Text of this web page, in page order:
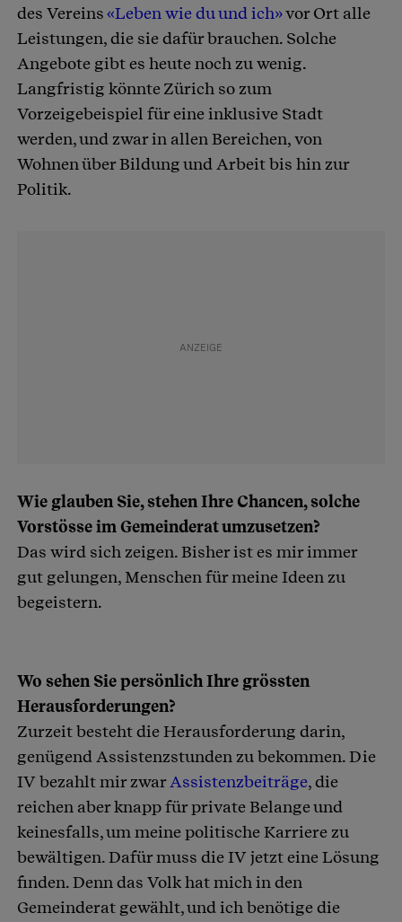
des Vereins«Leben wie du und ich»vor Ort alle
Leistungen, die sie dafür brauchen. Solche
Angebote gibt es heute noch zu wenig.
Langfristig könnte Zürich so zum
Vorzeigebeispiel für eine inklusive Stadt
werden, und zwar in allen Bereichen, von
Wohnen über Bildung und Arbeit bis hin zur
Politik.
Wie glauben Sie, stehen Ihre Chancen, solche
Vorstösse im Gemeinderat umzusetzen?
Das wird sich zeigen. Bisher ist es mir immer
gut gelungen, Menschen für meine Ideen zu
begeistern.
Wo sehen Sie persönlich Ihre grössten
Herausforderungen?
Zurzeit besteht die Herausforderung darin,
genügend Assistenzstunden zu bekommen. Die
IV bezahlt mir zwarAssistenzbeiträge, die
reichen aber knapp für private Belange und
keinesfalls, um meine politische Karriere zu
bewältigen. Dafür muss die IV jetzt eine Lösung
finden. Denn das Volk hat mich in den
Gemeinderat gewählt, und ich benötige die